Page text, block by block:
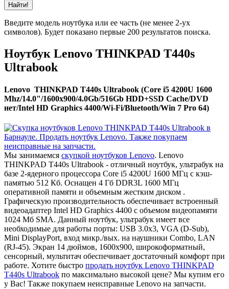
Найти!
Введите модель ноутбука или ее часть (не менее 2-ух
символов). Будет показано первые 200 результатов поиска.
Ноутбук Lenovo THINKPAD T440s
Ultrabook
Lenovo THINKPAD T440s Ultrabook (Core i5 4200U 1600
Mhz/14.0"/1600x900/4.0Gb/516Gb HDD+SSD Cache/DVD
нет/Intel HD Graphics 4400/Wi-Fi/Bluetooth/Win 7 Pro 64)
Мы занимаемся скупкой ноутбуков Lenovo. Lenovo
THINKPAD T440s Ultrabook - отличный ноутбук, ультрабук на
базе 2-ядерного процессора Core i5 4200U 1600 МГц с кэш-
памятью 512 Кб. Оснащен 4 Гб DDR3L 1600 МГц
оперативной памяти и объемным жестким диском .
Графическую производительность обеспечивает встроенный
видеоадаптер Intel HD Graphics 4400 с объемом видеопамяти
1024 Мб SMA. Данный ноутбук, ультрабук имеет все
необходимые для работы порты: USB 3.0x3, VGA (D-Sub),
Mini DisplayPort, вход микр./вых. на наушники Combo, LAN
(RJ-45). Экран 14 дюймов, 1600x900, широкоформатный,
сенсорный, мультитач обеспечивает достаточный комфорт при
работе. Хотите быстро продать ноутбук Lenovo THINKPAD
T440s Ultrabook по максимально высокой цене? Мы купим его
у Вас! Также покупаем неисправные Lenovo на запчасти.